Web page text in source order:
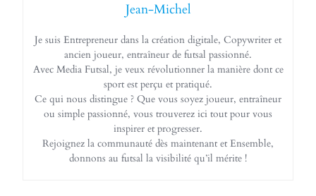
Jean-Michel
Je suis Entrepreneur dans la création digitale, Copywriter et
ancien joueur, entraîneur de futsal passionné.
Avec Media Futsal, je veux révolutionner la manière dont ce
sport est perçu et pratiqué.
Ce qui nous distingue ? Que vous soyez joueur, entraîneur
ou simple passionné, vous trouverez ici tout pour vous
inspirer et progresser.
Rejoignez la communauté dès maintenant et Ensemble,
donnons au futsal la visibilité qu’il mérite !